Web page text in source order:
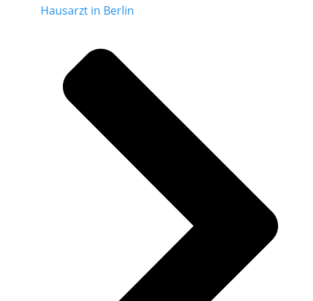
Hausarzt in Berlin